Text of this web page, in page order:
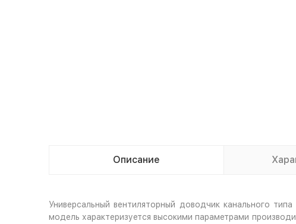
Описание
Универсальный вентиляторный доводчик канального типа
модель характеризуется высокими параметрами